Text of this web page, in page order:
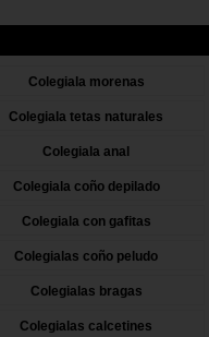
Colegiala morenas
Colegiala tetas naturales
Colegiala anal
Colegiala coño depilado
Colegiala con gafitas
Colegialas coño peludo
Colegialas bragas
Colegialas calcetines